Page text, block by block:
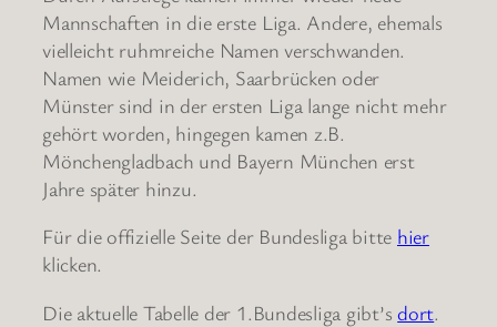
Mannschaften in die erste Liga. Andere, ehemals
vielleicht ruhmreiche Namen verschwanden.
Namen wie Meiderich, Saarbrücken oder
Münster sind in der ersten Liga lange nicht mehr
gehört worden, hingegen kamen z.B.
Mönchengladbach und Bayern München erst
Jahre später hinzu.
Für die offizielle Seite der Bundesliga bitte hier
klicken.
Die aktuelle Tabelle der 1.Bundesliga gibt’sdort.